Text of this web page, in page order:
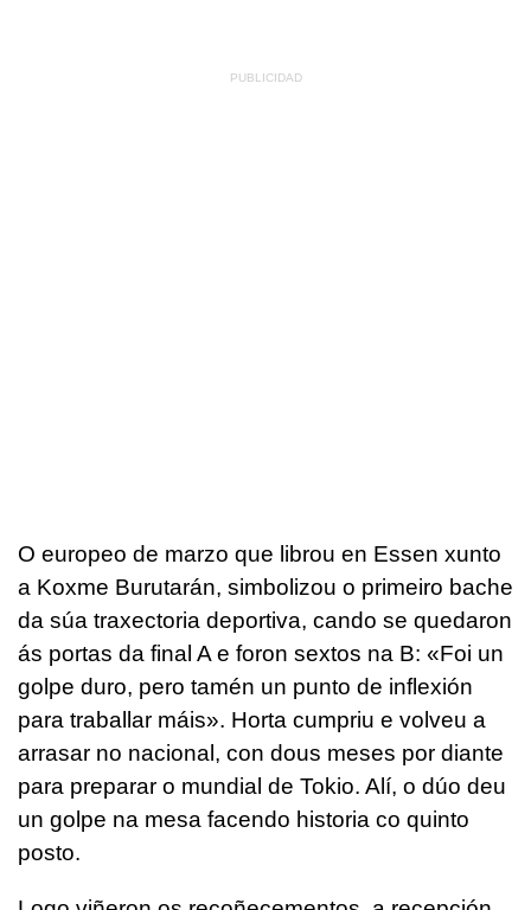
O europeo de marzo que librou en Essen xunto
a Koxme Burutarán, simbolizou o primeiro bache
da súa traxectoria deportiva, cando se quedaron
ás portas da final A e foron sextos na B: «Foi un
golpe duro, pero tamén un punto de inflexión
para traballar máis». Horta cumpriu e volveu a
arrasar no nacional, con dous meses por diante
para preparar o mundial de Tokio. Alí, o dúo deu
un golpe na mesa facendo historia co quinto
posto.